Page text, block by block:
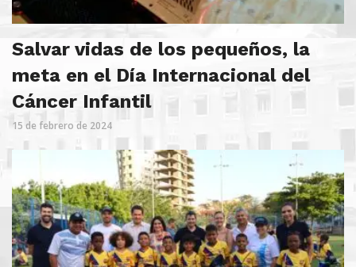
Salvar vidas de los pequeños, la
meta en el Día Internacional del
Cáncer Infantil
15 de febrero de 2024